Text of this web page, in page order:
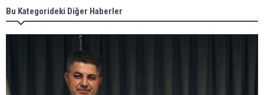
Bu Kategorideki Diğer Haberler